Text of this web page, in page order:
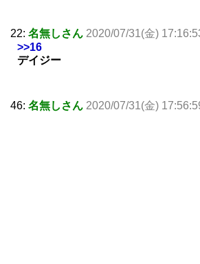
22: 名無しさん 2020/07/31(金)
>>16
デイジー
46: 名無しさん 2020/07/31(金)